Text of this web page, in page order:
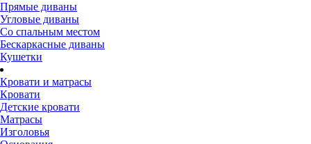
Прямые диваны
Угловые диваны
Со спальным местом
Бескаркасные диваны
Кушетки
Кровати и матрасы
Кровати
Детские кровати
Матрасы
Изголовья